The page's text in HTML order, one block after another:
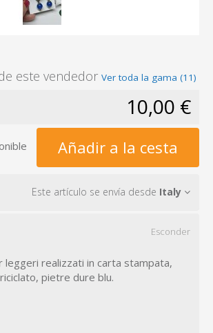
este vendedor Ver toda la gama (11)
10,00 €
Añadir a la cesta
Este artículo se envía desde Italy
Esconder
leggeri realizzati in carta stampata,
pietre dure blu.